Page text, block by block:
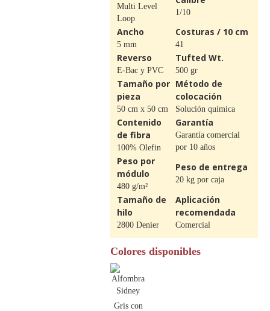
Multi Level
Loop
1/10
Ancho
5 mm
Costuras / 10 cm
41
Reverso
E-Bac y PVC
Tufted Wt.
500 gr
Tamaño por
pieza
50 cm x 50 cm
Método de
colocación
Solución química
Contenido
de fibra
100% Olefin
Garantía
Garantía comercial
por 10 años
Peso por
módulo
480 g/m²
Peso de entrega
20 kg por caja
Tamaño de
hilo
2800 Denier
Aplicación
recomendada
Comercial
Colores disponibles
Gris con